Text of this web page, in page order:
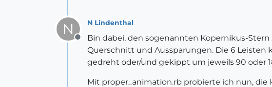
N
Offline
N Lindenthal
Bin dabei, den sogenannten Kopernikus-
Querschnitt und Aussparungen. Die 6 Leisten
gedreht oder/und gekippt um jeweils 90 oder
Mit proper_animation.rb probierte ich nun,